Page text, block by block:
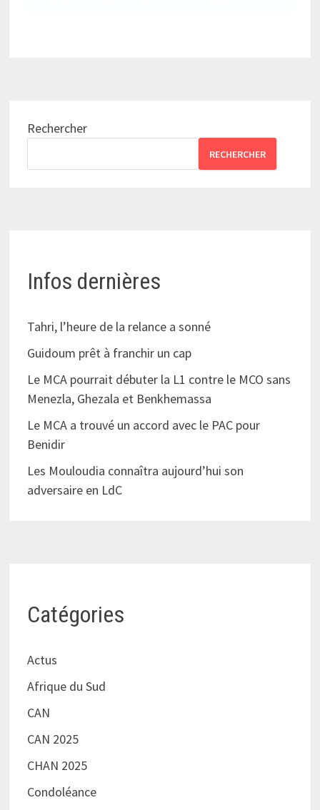
Rechercher
RECHERCHER
Infos dernières
Tahri, l’heure de la relance a sonné
Guidoum prêt à franchir un cap
Le MCA pourrait débuter la L1 contre le MCO sans
Menezla, Ghezala et Benkhemassa
Le MCA a trouvé un accord avec le PAC pour
Benidir
Les Mouloudia connaîtra aujourd’hui son
adversaire en LdC
Catégories
Actus
Afrique du Sud
CAN
CAN 2025
CHAN 2025
Condoléance